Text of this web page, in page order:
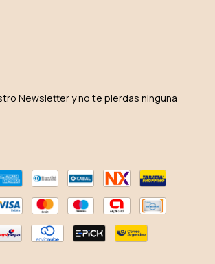
Newsletter y no te pierdas ninguna